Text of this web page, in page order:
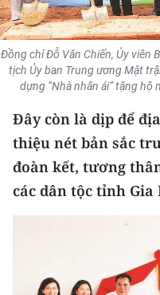
BẠN ĐỌC
KIỂM CHỨNG THÔNG
TRI THỨC CHUYÊN SÂU
54 DÂN TỘC VIỆT NAM
CHƯƠNG TRÌNH OCOP
MỘT SẢN PHẨM
MEDIA CENTER
Đồng chí Đỗ Văn Chiến, Ủy viên
tịch Ủy ban Trung ương Mặt
dựng “Nhà nhân ái” tặng hộ
Đây còn là dịp để
thiệu nét bản sắc
đoàn kết, tương
các dân tộc tỉnh Gia